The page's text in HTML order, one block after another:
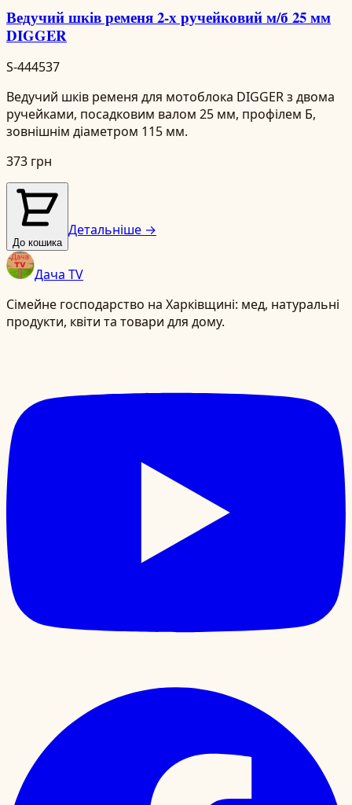
Ведучий шків ременя 2-х ручейковий м/б 25 мм
DIGGER
S-444537
Ведучий шків ременя для мотоблока DIGGER з двома
ручейками, посадковим валом 25 мм, профілем Б,
зовнішнім діаметром 115 мм.
373 грн
До кошика
Детальніше →
Дача TV
Сімейне господарство на Харківщині: мед, натуральні
продукти, квіти та товари для дому.